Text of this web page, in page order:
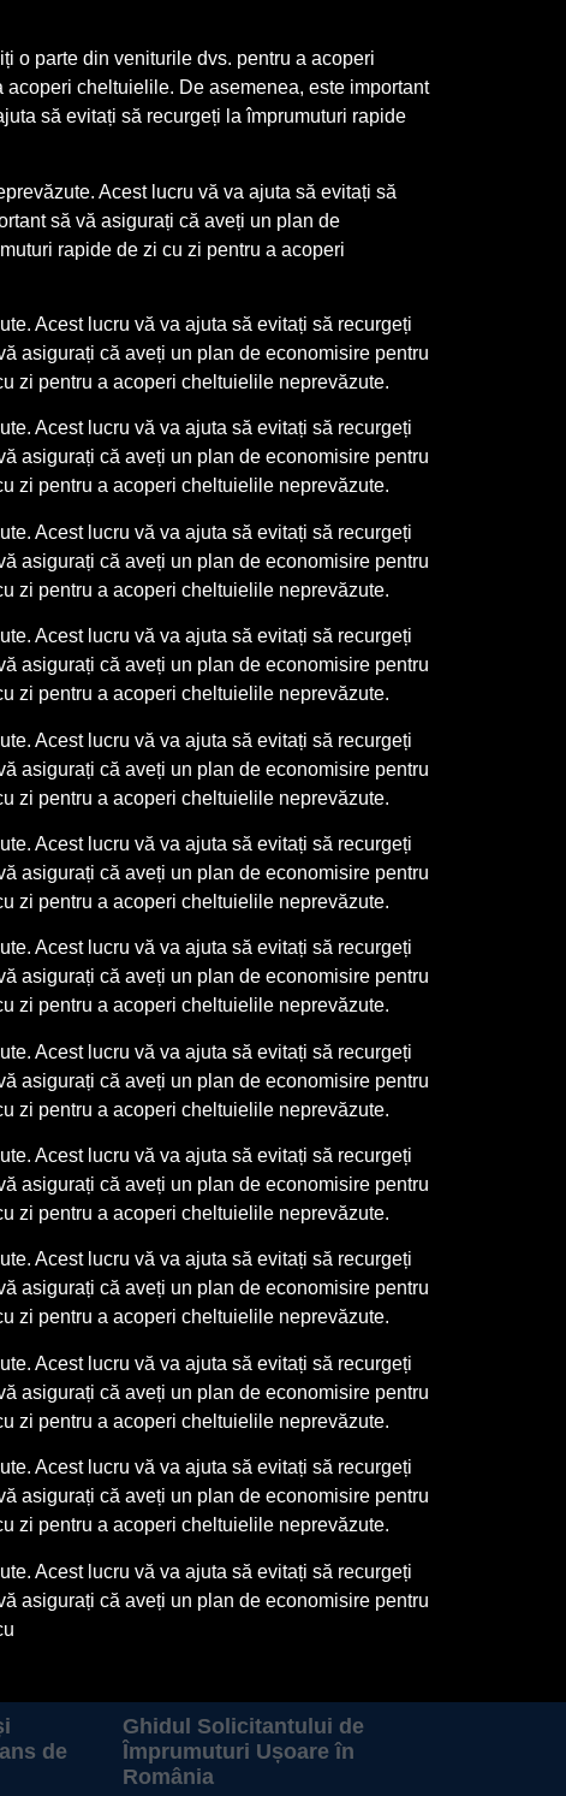
o parte din veniturile dvs. pentru a acoperi
cheltuielile. De asemenea, este important
să evitați să recurgeți la împrumuturi rapide
Acest lucru vă va ajuta să evitați să
să vă asigurați că aveți un plan de
rapide de zi cu zi pentru a acoperi
Acest lucru vă va ajuta să evitați să recurgeți
asigurați că aveți un plan de economisire pentru
zi pentru a acoperi cheltuielile neprevăzute.
Acest lucru vă va ajuta să evitați să recurgeți
asigurați că aveți un plan de economisire pentru
zi pentru a acoperi cheltuielile neprevăzute.
Acest lucru vă va ajuta să evitați să recurgeți
asigurați că aveți un plan de economisire pentru
zi pentru a acoperi cheltuielile neprevăzute.
Acest lucru vă va ajuta să evitați să recurgeți
asigurați că aveți un plan de economisire pentru
zi pentru a acoperi cheltuielile neprevăzute.
Acest lucru vă va ajuta să evitați să recurgeți
asigurați că aveți un plan de economisire pentru
zi pentru a acoperi cheltuielile neprevăzute.
Acest lucru vă va ajuta să evitați să recurgeți
asigurați că aveți un plan de economisire pentru
zi pentru a acoperi cheltuielile neprevăzute.
Acest lucru vă va ajuta să evitați să recurgeți
asigurați că aveți un plan de economisire pentru
zi pentru a acoperi cheltuielile neprevăzute.
Acest lucru vă va ajuta să evitați să recurgeți
asigurați că aveți un plan de economisire pentru
zi pentru a acoperi cheltuielile neprevăzute.
Acest lucru vă va ajuta să evitați să recurgeți
asigurați că aveți un plan de economisire pentru
zi pentru a acoperi cheltuielile neprevăzute.
Acest lucru vă va ajuta să evitați să recurgeți
asigurați că aveți un plan de economisire pentru
zi pentru a acoperi cheltuielile neprevăzute.
Acest lucru vă va ajuta să evitați să recurgeți
asigurați că aveți un plan de economisire pentru
zi pentru a acoperi cheltuielile neprevăzute.
Acest lucru vă va ajuta să evitați să recurgeți
asigurați că aveți un plan de economisire pentru
zi pentru a acoperi cheltuielile neprevăzute.
Acest lucru vă va ajuta să evitați să recurgeți
asigurați că aveți un plan de economisire pentru
de
Ghidul Solicitantului de
Împrumuturi Ușoare în
România